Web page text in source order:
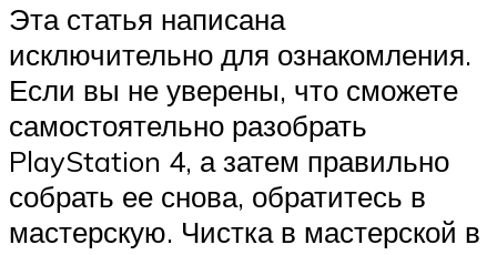
Эта статья написана
исключительно для ознакомления.
Если вы не уверены, что сможете
самостоятельно разобрать
PlayStation 4, а затем правильно
собрать ее снова, обратитесь в
мастерскую. Чистка в мастерской в